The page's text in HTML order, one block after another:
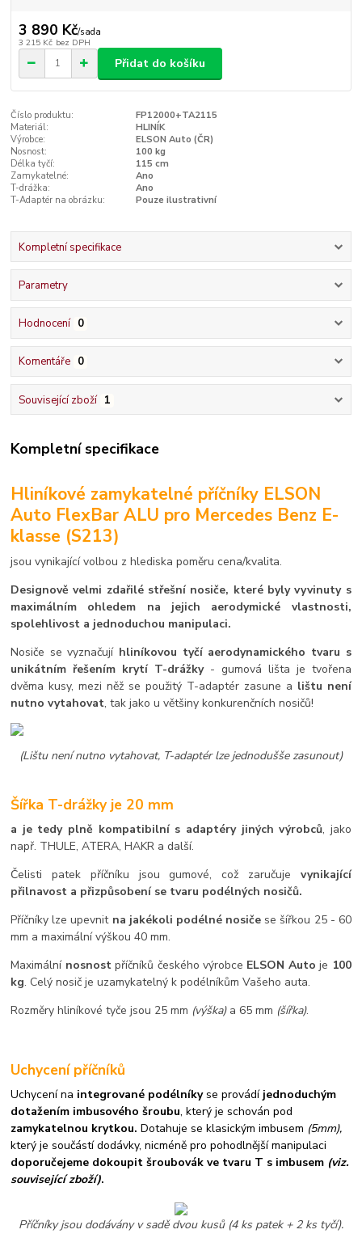
3 890 Kč/sada
3 215 Kč bez DPH
Přidat do košíku
Číslo produktu:
FP12000+TA2115
Materiál:
HLINÍK
Výrobce:
ELSON Auto (ČR)
Nosnost:
100 kg
Délka tyčí:
115 cm
Zamykatelné:
Ano
T-drážka:
Ano
T-Adaptér na obrázku:
Pouze ilustrativní
Kompletní specifikace
Parametry
Hodnocení 0
Komentáře 0
Související zboží 1
Kompletní specifikace
Hliníkové zamykatelné příčníky ELSON
Auto FlexBar ALU pro Mercedes Benz E-
klasse (S213)
jsou vynikající volbou z hlediska poměru cena/kvalita.
Designově velmi zdařilé střešní nosiče, které byly vyvinuty s
maximálním ohledem na jejich aerodymické vlastnosti,
spolehlivost a jednoduchou manipulaci.
Nosiče se vyznačují hliníkovou tyčí aerodynamického tvaru s
unikátním řešením krytí T-drážky- gumová lišta je tvořena
dvěma kusy, mezi něž se použitý T-adaptér zasune a lištu není
nutno vytahovat, tak jako u většiny konkurenčních nosičů!
(Lištu není nutno vytahovat, T-adaptér lze jednodušše zasunout)
Šířka T-drážky je 20 mm
a je tedy plně kompatibilní s adaptéry jiných výrobců, jako
např. THULE, ATERA, HAKR a další.
Čelisti patek příčníku jsou gumové, což zaručuje vynikající
přilnavost a přizpůsobení se tvaru podélných nosičů.
Příčníky lze upevnit na jakékoli podélné nosiče se šířkou 25 - 60
mm a maximální výškou 40 mm.
Maximální nosnostpříčníků českého výrobce ELSON Autoje 100
kg. Celý nosič je uzamykatelný k podélníkům Vašeho auta.
Rozměry hliníkové tyče jsou 25 mm (výška)a 65 mm (šířka).
Uchycení příčníků
Uchycení na integrované podélníkyse provádí jednoduchým
dotažením imbusového šroubu, který je schován pod
zamykatelnou krytkou.Dotahuje se klasickým imbusem (5mm),
který je součástí dodávky, nicméně pro pohodlnější manipulaci
doporučejeme dokoupit šroubovák ve tvaru T s imbusem (viz.
související zboží).
Příčníky jsou dodávány v sadě dvou kusů (4 ks patek + 2 ks tyčí).